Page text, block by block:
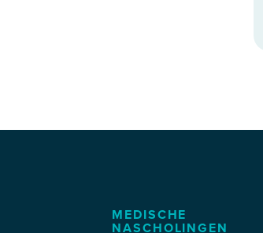
MEDISCHE
NASCHOLINGEN